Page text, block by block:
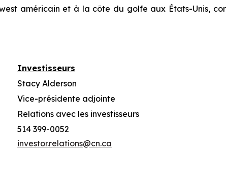
américain et à la côte du golfe aux États-Unis,
Investisseurs
Stacy Alderson
Vice-présidente adjointe
Relations avec les investisseurs
514 399-0052
investor.relations@cn.ca